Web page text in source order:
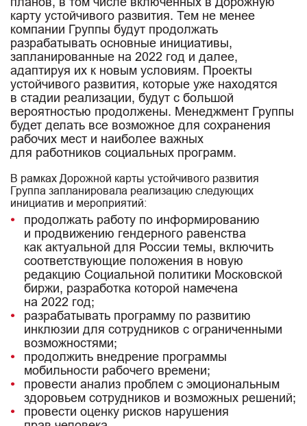
карту устойчивого развития. Тем не менее
компании Группы будут продолжать
разрабатывать основные инициативы,
запланированные на 2022 год и далее,
адаптируя их к новым условиям. Проекты
устойчивого развития, которые уже находятся
в стадии реализации, будут с большой
вероятностью продолжены. Менеджмент Группы
будет делать все возможное для сохранения
рабочих мест и наиболее важных
для работников социальных программ.
В рамках Дорожной карты устойчивого развития
Группа запланировала реализацию следующих
инициатив и мероприятий:
продолжать работу по информированию
и продвижению гендерного равенства
как актуальной для России темы, включить
соответствующие положения в новую
редакцию Социальной политики Московской
биржи, разработка которой намечена
на 2022 год;
разрабатывать программу по развитию
инклюзии для сотрудников с ограниченными
возможностями;
продолжить внедрение программы
мобильности рабочего времени;
провести анализ проблем с эмоциональным
здоровьем сотрудников и возможных решений;
провести оценку рисков нарушения